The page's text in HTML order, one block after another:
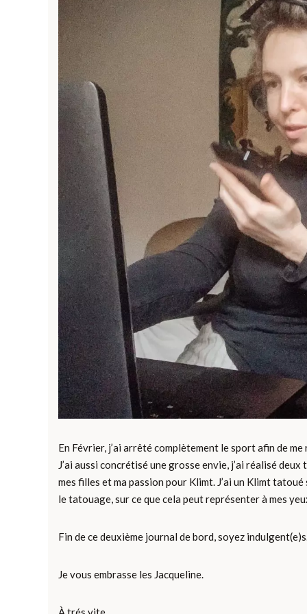
En Février, j’ai arrêté complètement le sport afin de
J’ai aussi concrétisé une grosse envie, j’ai réalisé
mes filles et ma passion pour Klimt. J’ai un Klimt
le tatouage, sur ce que cela peut représenter à mes
Fin de ce deuxième journal de bord, soyez
Je vous embrasse les Jacqueline.